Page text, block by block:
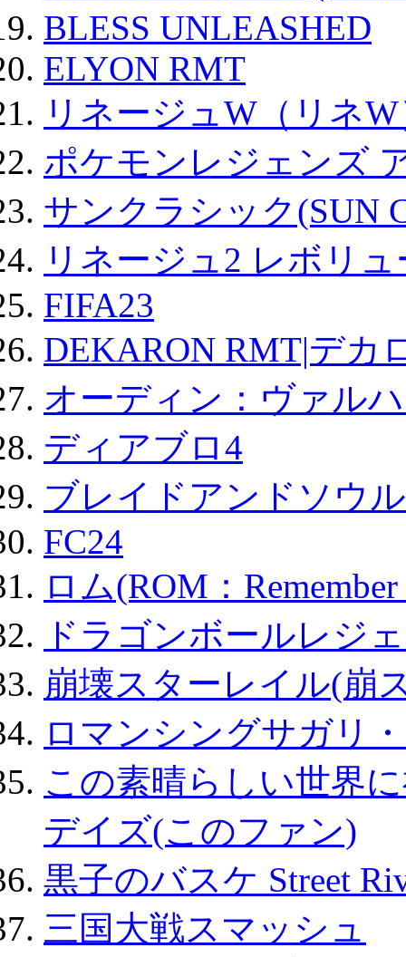
BLESS UNLEASHED
ELYON RMT
リネージュW（リネ
ポケモンレジェンズ
サンクラシック(SUN
リネージュ2 レボリ
FIFA23
DEKARON RMT|デカ
オーディン：ヴァル
ディアブロ4
ブレイドアンドソウ
FC24
ロム(ROM：
ドラゴンボールレジ
崩壊スターレイル(崩
ロマンシングサガリ
この素晴らしい世界
デイズ(このファン)
黒子のバスケ Street
三国大戦スマッシュ